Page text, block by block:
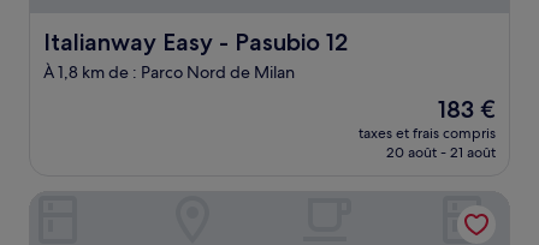
Italianway Easy - Pasubio 12
Italianway Easy - Pasubio 12
À 1,8 km de : Parco Nord de Milan
Le
nouveau
prix
de
183 €
183 €
taxes et frais compris
20 août - 21 août